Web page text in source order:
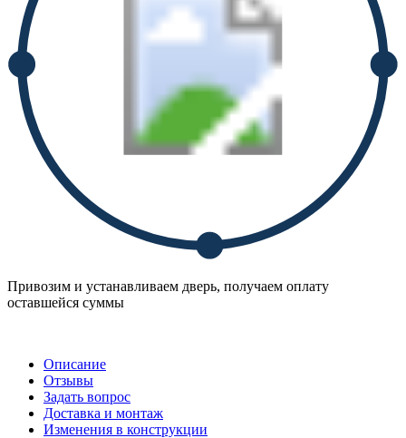
Привозим и устанавливаем дверь, получаем оплату
оставшейся суммы
Описание
Отзывы
Задать вопрос
Доставка и монтаж
Изменения в конструкции